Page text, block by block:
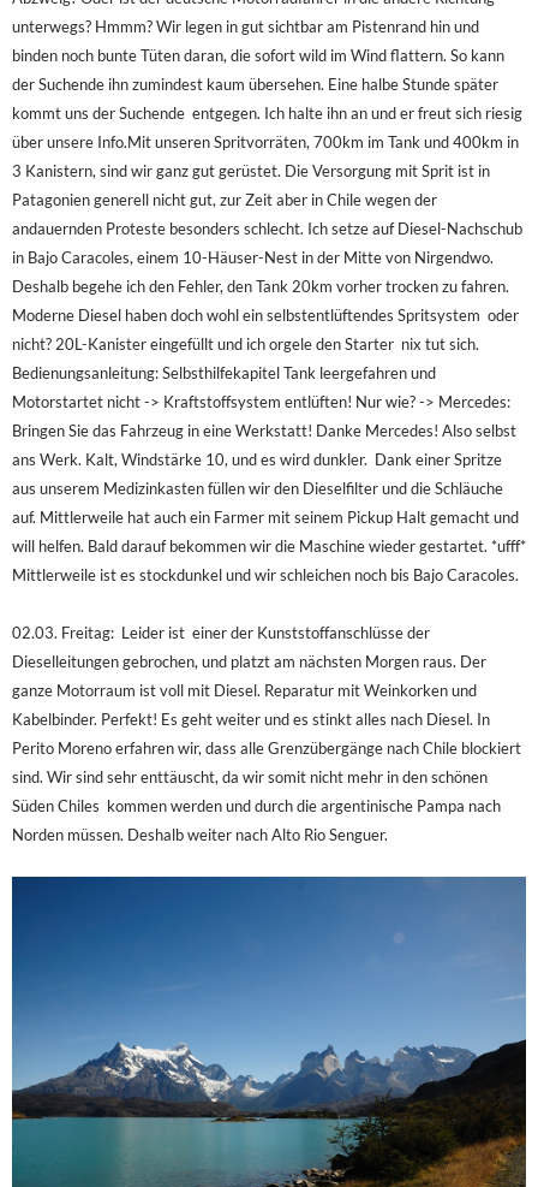
unterwegs? Hmmm? Wir legen in gut sichtbar am Pistenrand hin und
binden noch bunte Tüten daran, die sofort wild im Wind flattern. So kann
der Suchende ihn zumindest kaum übersehen. Eine halbe Stunde später
kommt uns der Suchende entgegen. Ich halte ihn an und er freut sich riesig
über unsere Info.Mit unseren Spritvorräten, 700km im Tank und 400km in
3 Kanistern, sind wir ganz gut gerüstet. Die Versorgung mit Sprit ist in
Patagonien generell nicht gut, zur Zeit aber in Chile wegen der
andauernden Proteste besonders schlecht. Ich setze auf Diesel-Nachschub
in Bajo Caracoles, einem 10-Häuser-Nest in der Mitte von Nirgendwo.
Deshalb begehe ich den Fehler, den Tank 20km vorher trocken zu fahren.
Moderne Diesel haben doch wohl ein selbstentlüftendes Spritsystem  oder
nicht? 20L-Kanister eingefüllt und ich orgele den Starter  nix tut sich.
Bedienungsanleitung: Selbsthilfekapitel Tank leergefahren und
Motorstartet nicht -> Kraftstoffsystem entlüften! Nur wie? -> Mercedes:
Bringen Sie das Fahrzeug in eine Werkstatt! Danke Mercedes! Also selbst
ans Werk. Kalt, Windstärke 10, und es wird dunkler. Dank einer Spritze
aus unserem Medizinkasten füllen wir den Dieselfilter und die Schläuche
auf. Mittlerweile hat auch ein Farmer mit seinem Pickup Halt gemacht und
will helfen. Bald darauf bekommen wir die Maschine wieder gestartet. *ufff*
Mittlerweile ist es stockdunkel und wir schleichen noch bis Bajo Caracoles.
02.03. Freitag: Leider ist einer der Kunststoffanschlüsse der
Dieselleitungen gebrochen, und platzt am nächsten Morgen raus. Der
ganze Motorraum ist voll mit Diesel. Reparatur mit Weinkorken und
Kabelbinder. Perfekt! Es geht weiter und es stinkt alles nach Diesel. In
Perito Moreno erfahren wir, dass alle Grenzübergänge nach Chile blockiert
sind. Wir sind sehr enttäuscht, da wir somit nicht mehr in den schönen
Süden Chiles kommen werden und durch die argentinische Pampa nach
Norden müssen. Deshalb weiter nach Alto Rio Senguer.